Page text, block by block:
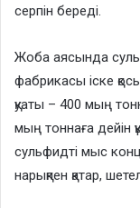
серпін береді.
Жоба аясында
фабрикасы іске
қуаты – 400 мың
мың тоннаға дейін
сульфидті мыс
нарықпен қатар,